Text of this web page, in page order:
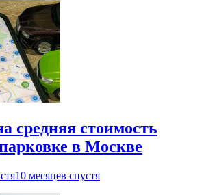
средняя стоимость
в Москве
10 месяцев спустя